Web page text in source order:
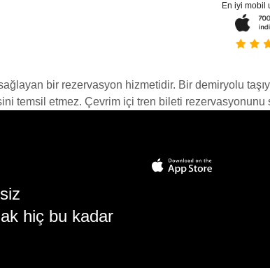
En iyi mobil
bir rezervasyon hizmetidir. Bir demiryolu
temsil etmez. Çevrim içi tren bileti rezervasyonunu
hiç bu kadar